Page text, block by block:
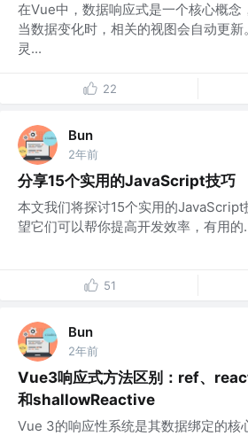
在Vue中，数据响应式是一个核心概念
当数据变化时，相关的视图会自动更新
灵...
22
Bun
2年前
分享15个实用的JavaScript技巧
本文我们将探讨15个实用的JavaScript
望它们可以帮你提高开发效率，有用的
51
Bun
2年前
Vue3响应式方法区别：ref、
和shallowReactive
Vue 3的响应性系统是其数据绑定的核